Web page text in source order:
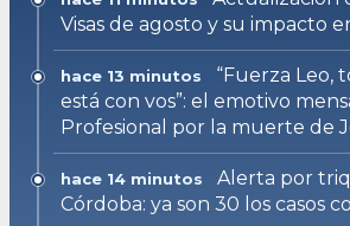
Visas de agosto y su impacto
hace 13 minutos
“Fuerza Leo,
está con vos”: el emotivo
Profesional por la muerte de
hace 14 minutos
Alerta por
Córdoba: ya son 30 los casos